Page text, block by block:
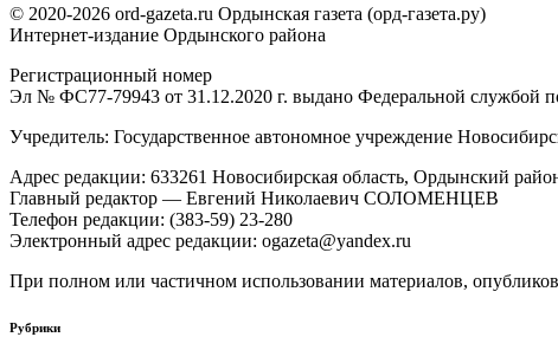
© 2020-2026 ord-gazeta.ru Ордынская газета (орд-газета.ру)
Интернет-издание Ордынского района
Регистрационный номер
Эл № ФС77-79943 от 31.12.2020 г. выдано Федеральной службой
Учредитель: Государственное автономное учреждение
Адрес редакции: 633261 Новосибирская область, Ордынский
Главный редактор — Евгений Николаевич СОЛОМЕНЦЕВ
Телефон редакции: (383-59) 23-280
Электронный адрес редакции: ogazeta@yandex.ru
При полном или частичном использовании материалов,
Рубрики